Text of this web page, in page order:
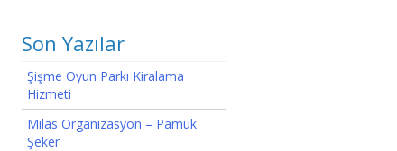
Son Yazılar
Şişme Oyun Parkı Kiralama
Hizmeti
Milas Organizasyon – Pamuk
Şeker